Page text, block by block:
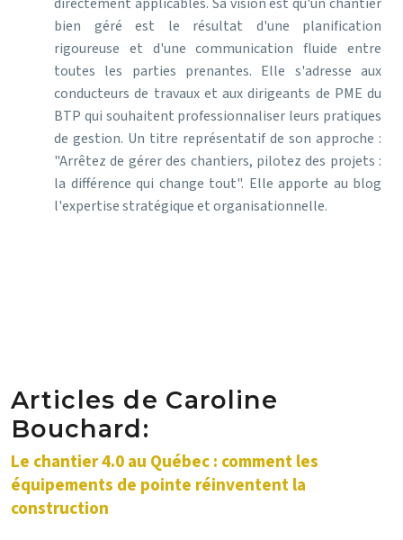
bien géré est le résultat d'une planification
rigoureuse et d'une communication fluide entre
toutes les parties prenantes. Elle s'adresse aux
conducteurs de travaux et aux dirigeants de PME du
BTP qui souhaitent professionnaliser leurs pratiques
de gestion. Un titre représentatif de son approche :
"Arrêtez de gérer des chantiers, pilotez des projets :
la différence qui change tout". Elle apporte au blog
l'expertise stratégique et organisationnelle.
Articles de Caroline
Bouchard:
Le chantier 4.0 au Québec : comment les
équipements de pointe réinventent la
construction